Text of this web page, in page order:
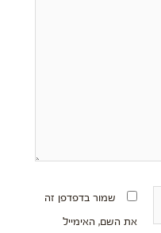
שמור בדפדפן זה
את השם, האימייל